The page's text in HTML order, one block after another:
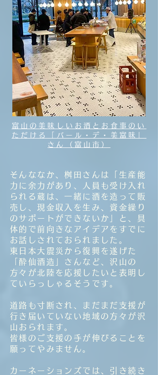
富山の美味しいお酒とお食事のい
ただける「バール・デ・美富味」
さん（富山市）
そんななか、桝田さんは「生産能
力に余力があり、人員も受け入れ
られる蔵は、一緒に酒を造って販
売し、現金収入を生み、資金繰り
のサポートができないか」と、具
体的で前向きなアイデアをすでに
お話しされておられました。
東日本大震災から復興を遂げた
「酔仙酒造」さんなど、沢山の
方々が北陸を応援したいと表明し
ていらっしゃるそうです。
道路も寸断され、まだまだ支援が
行き届いていない地域の方々が沢
山おられます。
皆様のご支援の手が伸びることを
願ってやみません。
カーネーションズでは、引き続き